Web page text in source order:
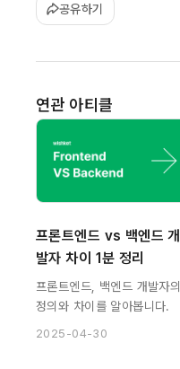
공유하기
연관 아티클
프론트엔드 vs 백엔드 개
발자 차이 1분 정리
프론트엔드, 백엔드 개발자의
정의와 차이를 알아봅니다.
2025-04-30